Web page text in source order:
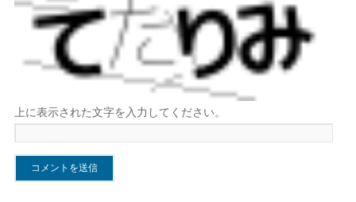
上に表示された文字を入力してください。